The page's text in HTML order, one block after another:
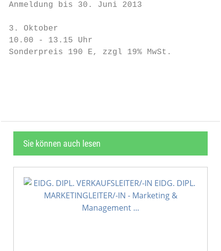
Anmeldung bis 30. Juni 2013
3. Oktober
10.00 - 13.15 Uhr
Sonderpreis 190 E, zzgl 19% MwSt.
Sie können auch lesen